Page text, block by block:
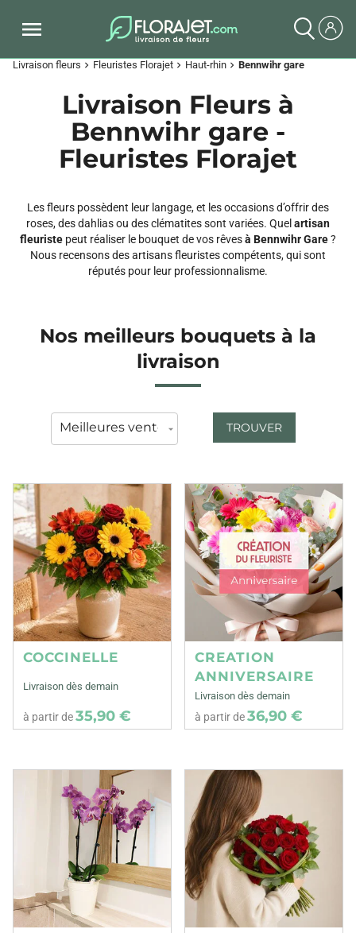
Livraison fleurs chevron_right Fleuristes Florajet chevron_right Haut-rhin chevron_right Bennwihr gare
Livraison Fleurs à
Bennwihr gare -
Fleuristes Florajet
Les fleurs possèdent leur langage, et les occasions d’offrir des
roses, des dahlias ou des clématites sont variées. Quel artisan
fleuriste peut réaliser le bouquet de vos rêvesà Bennwihr Gare?
Nous recensons des artisans fleuristes compétents, qui sont
réputés pour leur professionnalisme.
Nos meilleurs bouquets à la
livraison
TROUVER
COCCINELLE
Livraison dès demain
à partir de35,90 €
CREATION
ANNIVERSAIRE
Livraison dès demain
à partir de36,90 €